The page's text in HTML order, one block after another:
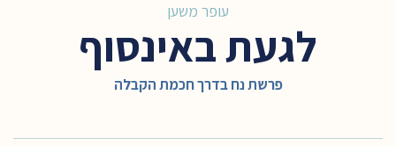
עופר משען
לגעת באינסוף
פרשת נח בדרך חכמת הקבלה